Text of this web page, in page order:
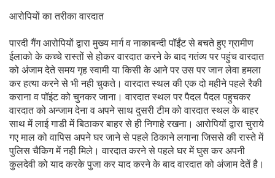
आरोपियों का तरीका वारदात
पारदी गैंग आरोपियों द्वारा मुख्य मार्ग व नाकाबन्दी पॉईंट से बचते हुए ग्रामीण
ईलाको के कच्चे रास्तों से होकर वारदात करने के बाद गतंव्य पर पहुंच वारदात
को अंजाम देते समय गृह स्वामी या किसी के आने पर उस पर जान लेवा हमला
कर हत्या करने से भी नही चुकते। वारदात स्थल की एक दो महीने पहले रैकी
कराना व पॉइंट को चुनकर जाना। वारदात स्थल पर पैदल पैदल पहुचकर
वारदात को अन्जाम देना व अपने साथ दुसरी टीम को वारदात स्थल के बाहर
साथ में लाई गाडी में बिठाकर बाहर से ही निगाहे रखना। आरोपियों द्वारा चुराये
गए माल को वापिस अपने घर जाने से पहले ठिकाने लगाना जिससे की रास्ते में
पुलिस चैकिग में नही मिले। वारदात करने से पहले घर में घुस कर अपनी
कुलदेवी को याद करके पुजा कर याद करने के बाद वारदात को अंजाम देतें है।